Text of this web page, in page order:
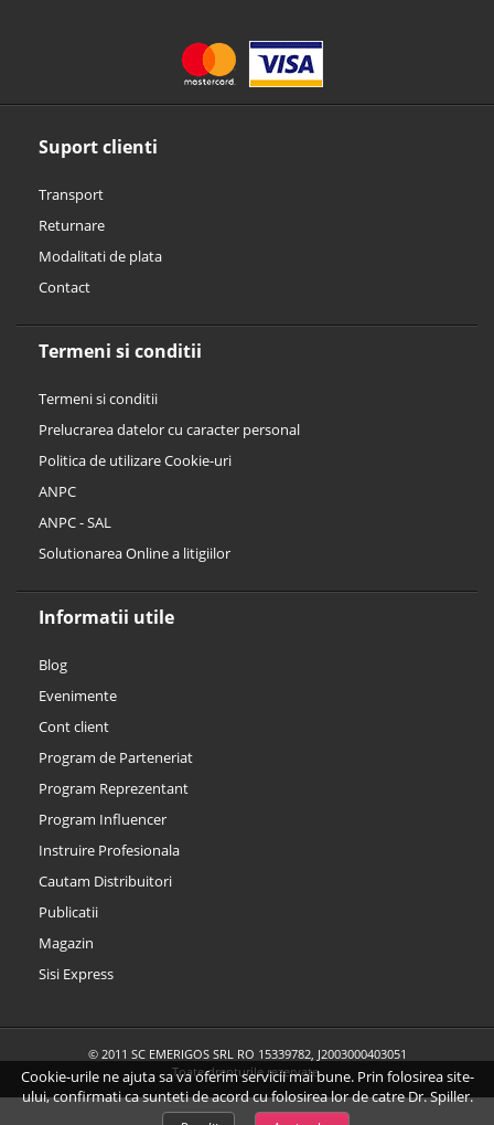
Cookie-urile ne ajuta sa va oferim servicii mai bune. Prin folosirea site-
ului, confirmati ca sunteti de acord cu folosirea lor de catre Dr. Spiller.
Suport clienti
Transport
Returnare
Modalitati de plata
Contact
Termeni si conditii
Termeni si conditii
Prelucrarea datelor cu caracter personal
Politica de utilizare Cookie-uri
ANPC
ANPC - SAL
Solutionarea Online a litigiilor
Informatii utile
Blog
Evenimente
Cont client
Program de Parteneriat
Program Reprezentant
Program Influencer
Instruire Profesionala
Cautam Distribuitori
Publicatii
Magazin
Sisi Express
© 2011 SC EMERIGOS SRL RO 15339782, J2003000403051
Toate drepturile rezervate.